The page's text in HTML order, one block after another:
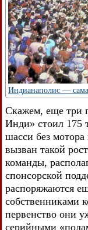
Индианаполис —
Скажем, еще три
Инди» стоил 175
шасси без
вызван такой
команды,
спонсорской
распоряжаются
собственниками
первенство они
серийными